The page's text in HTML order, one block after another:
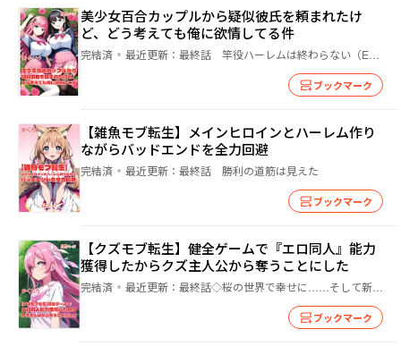
美少女百合カップルから疑似彼氏を頼まれたけ
ど、どう考えても俺に欲情してる件
完結済 最近更新： 最終話 竿役ハーレムは終わらない（Endless Happy End）
ブックマーク
【雑魚モブ転生】メインヒロインとハーレム作り
ながらバッドエンドを全力回避
完結済 最近更新： 最終話 勝利の道筋は見えた
ブックマーク
【クズモブ転生】健全ゲームで『エロ同人』能力
獲得したからクズ主人公から奪うことにした
完結済 最近更新： 最終話◇桜の世界で幸せに……そして新たな世界へ旅立つ男◇
ブックマーク